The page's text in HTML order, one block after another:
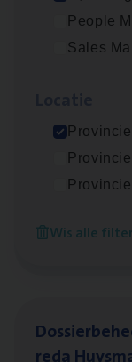
People
Sales
Wis alle
(Agi­le)IT
Antwerpen
re­da